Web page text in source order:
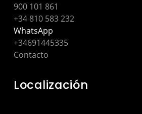
900 101 861
+34 810 583 232
WhatsApp
+34691445335
Contacto
Localización